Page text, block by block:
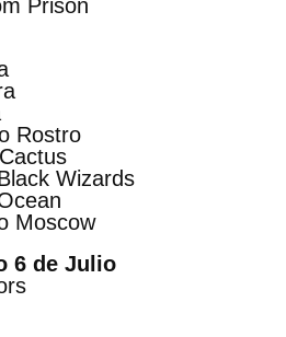
Prison
Rostro
Wizards
Moscow
6 de Julio